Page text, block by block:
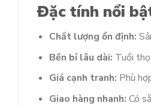
Đặc tính nổi
Chất lượng ổn định:
Bền bỉ lâu dài: Tuổi
Giá cạnh tranh: Phù
Giao hàng nhanh: Có